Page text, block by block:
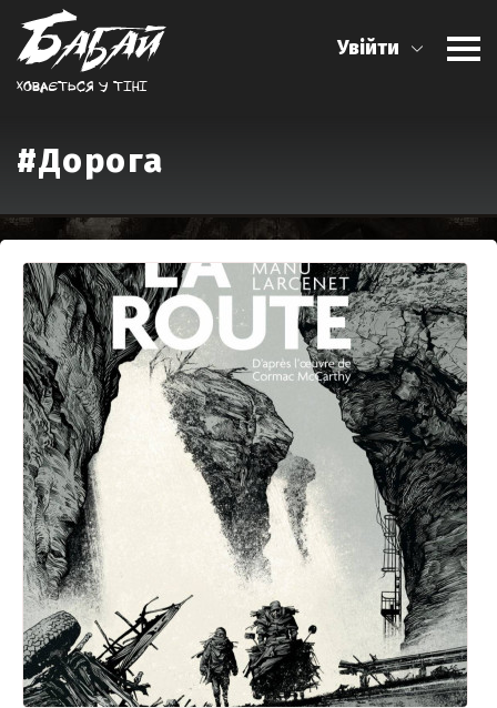
Ховається у тiнi
Увійти
#Дорога